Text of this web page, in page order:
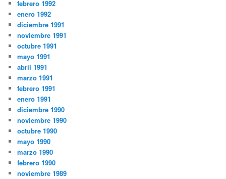
febrero 1992
enero 1992
diciembre 1991
noviembre 1991
octubre 1991
mayo 1991
abril 1991
marzo 1991
febrero 1991
enero 1991
diciembre 1990
noviembre 1990
octubre 1990
mayo 1990
marzo 1990
febrero 1990
noviembre 1989